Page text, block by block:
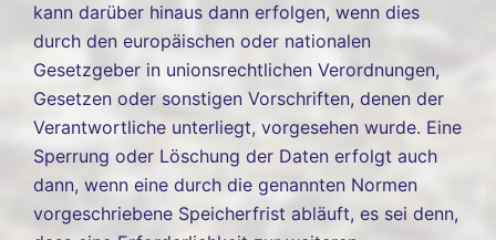
kann darüber hinaus dann erfolgen, wenn dies
durch den europäischen oder nationalen
Gesetzgeber in unionsrechtlichen Verordnungen,
Gesetzen oder sonstigen Vorschriften, denen der
Verantwortliche unterliegt, vorgesehen wurde. Eine
Sperrung oder Löschung der Daten erfolgt auch
dann, wenn eine durch die genannten Normen
vorgeschriebene Speicherfrist abläuft, es sei denn,